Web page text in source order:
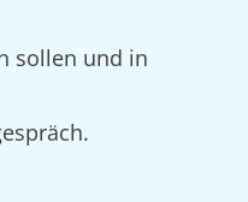
sollen und in